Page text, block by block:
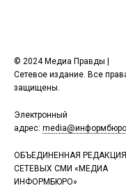
© 2024 Медиа Правды |
Сетевое издание. Все
защищены.
Электронный
адрес:
ОБЪЕДИНЕННАЯ РЕДАКЦИЯ
СЕТЕВЫХ СМИ «МЕДИА
ИНФОРМБЮРО»